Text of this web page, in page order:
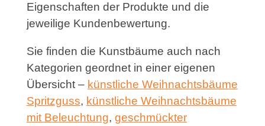
Eigenschaften der Produkte und die
jeweilige Kundenbewertung.
Sie finden die Kunstbäume auch nach
Kategorien geordnet in einer eigenen
Übersicht – künstliche Weihnachtsbäume
Spritzguss, künstliche Weihnachtsbäume
mit Beleuchtung, geschmückter